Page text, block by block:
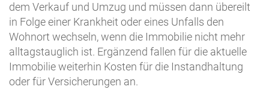
dem Verkauf und Umzug und müssen dann übereilt
in Folge einer Krankheit oder eines Unfalls den
Wohnort wechseln, wenn die Immobilie nicht mehr
alltagstauglich ist. Ergänzend fallen für die aktuelle
Immobilie weiterhin Kosten für die Instandhaltung
oder für Versicherungen an.